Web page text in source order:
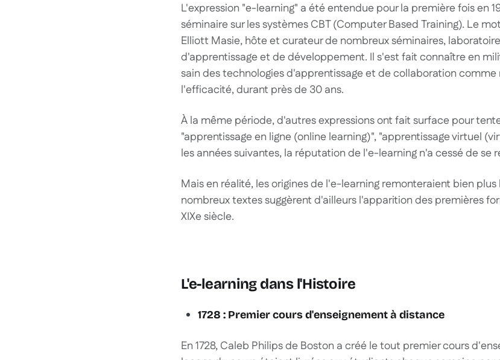
L'expression "e-learning" a été entendue pour la première fois en
séminaire sur les systèmes CBT (Computer Based Training). Le
Elliott Masie, hôte et curateur de nombreux séminaires,
d'apprentissage et de développement. Il s'est fait connaître en
sain des technologies d'apprentissage et de collaboration
l'efficacité, durant près de 30 ans.
À la même période, d'autres expressions ont fait surface pour
"apprentissage en ligne (online learning)", "apprentissage virtuel
les années suivantes, la réputation de l'e-learning n'a cessé de se
Mais en réalité, les origines de l'e-learning remonteraient bien
nombreux textes suggèrent d'ailleurs l'apparition des premières
XIXe siècle.
L'e-learning dans l'Histoire
1728 : Premier cours d'enseignement à distance
En 1728, Caleb Philips de Boston a créé le tout premier cours